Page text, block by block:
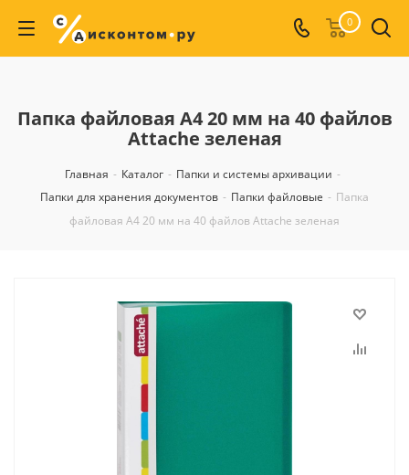
0
Папка файловая А4 20 мм на 40 файлов
Attache зеленая
Главная - Каталог - Папки и системы архивации -
Папки для хранения документов - Папки файловые - Папка
файловая А4 20 мм на 40 файлов Attache зеленая